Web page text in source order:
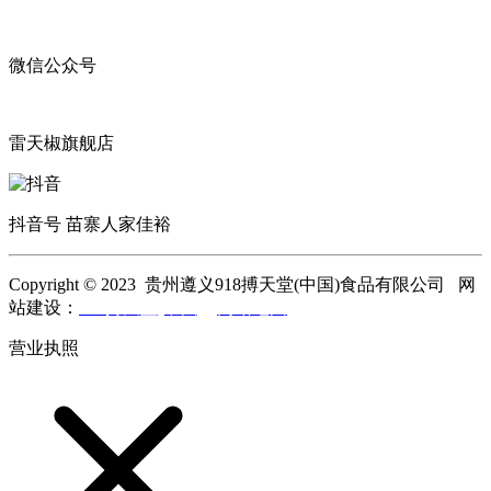
微信公众号
雷天椒旗舰店
抖音号 苗寨人家佳裕
Copyright © 2023 贵州遵义918搏天堂(中国)食品有限公司 网
站建设：
营业执照